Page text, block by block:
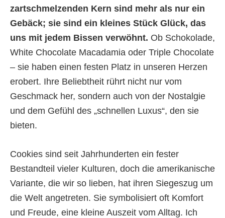
zartschmelzenden Kern sind mehr als nur ein
Gebäck; sie sind ein kleines Stück Glück, das
uns mit jedem Bissen verwöhnt. Ob Schokolade,
White Chocolate Macadamia oder Triple Chocolate
– sie haben einen festen Platz in unseren Herzen
erobert. Ihre Beliebtheit rührt nicht nur vom
Geschmack her, sondern auch von der Nostalgie
und dem Gefühl des „schnellen Luxus“, den sie
bieten.
Cookies sind seit Jahrhunderten ein fester
Bestandteil vieler Kulturen, doch die amerikanische
Variante, die wir so lieben, hat ihren Siegeszug um
die Welt angetreten. Sie symbolisiert oft Komfort
und Freude, eine kleine Auszeit vom Alltag. Ich